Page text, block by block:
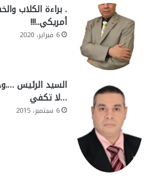
. براءة الكلاب
أمريكي..!!!
6 فبراير، 2020
السيد الرئيس
…لا تكفي
6 سبتمبر، 2015